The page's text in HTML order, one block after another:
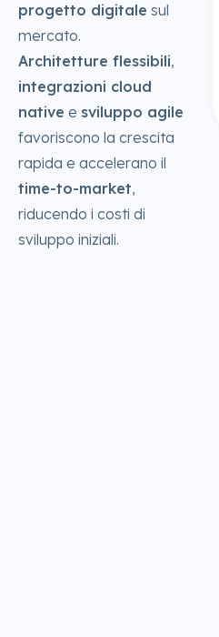
progetto digitale sul
mercato.
Architetture flessibili,
integrazioni cloud
native e sviluppo agile
favoriscono la crescita
rapida e accelerano il
time-to-market,
riducendo i costi di
sviluppo iniziali.